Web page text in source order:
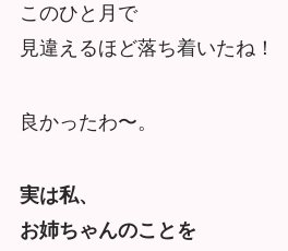
このひと月で
見違えるほど落ち着いたね！
良かったわ〜。
実は私、
お姉ちゃんのことを